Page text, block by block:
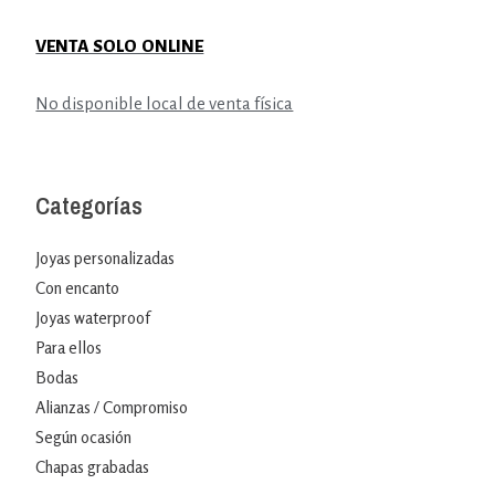
VENTA SOLO ONLINE
No disponible local de venta física
Categorías
Joyas personalizadas
Con encanto
Joyas waterproof
Para ellos
Bodas
Alianzas / Compromiso
Según ocasión
Chapas grabadas